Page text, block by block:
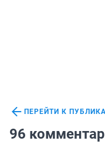
ПЕРЕЙТИ К
96